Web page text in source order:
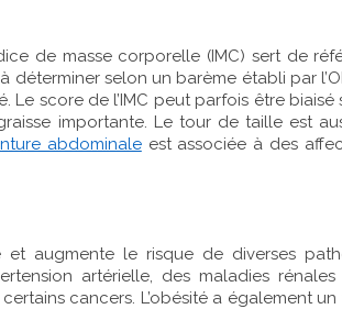
de masse corporelle (IMC) sert de
selon un barème établi par
score de l’IMC peut parfois être
importante. Le tour de taille est
abdominaleest associée à des
et augmente le risque de diverses
artérielle, des maladies
cancers. L’obésité a également